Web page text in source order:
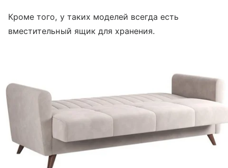
Кроме того, у таких моделей всегда есть
вместительный ящик для хранения.